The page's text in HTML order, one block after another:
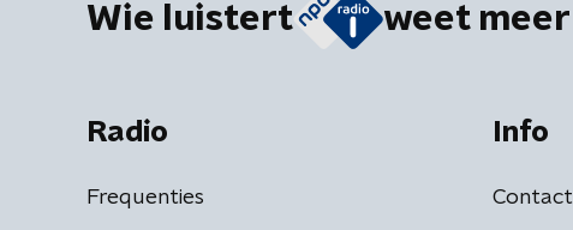
Wie luistert weet meer
Radio
Frequenties
Info
Contact